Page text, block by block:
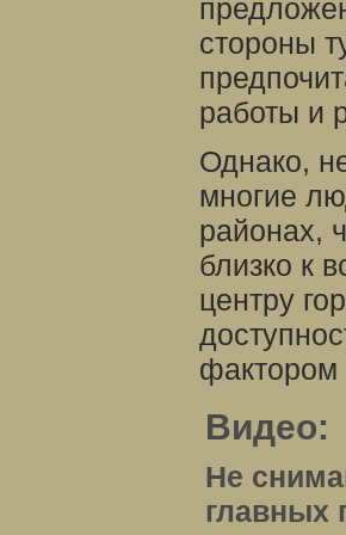
стороны
работы и
Однако,
многие
районах,
близко к
центру
фактором
Видео:
Не
главных